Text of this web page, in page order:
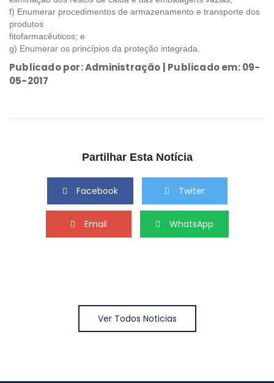
f) Enumerar procedimentos de armazenamento e transporte dos
produtos
fitofarmacêuticos; e
g) Enumerar os princípios da proteção integrada.
Publicado por: Administração | Publicado em: 09-
05-2017
Partilhar Esta Notícia
Facebook Twiter
Email WhatsApp
Ver Todos Noticias